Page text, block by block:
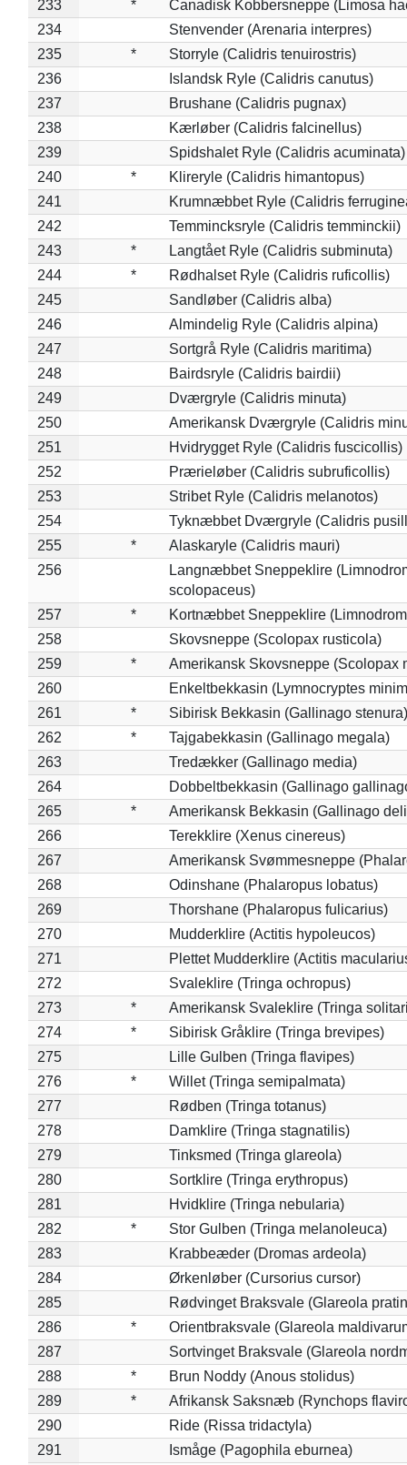
233 *
Canadisk Kobbersneppe (Limosa
234
Stenvender (Arenaria interpres)
235
*
Storryle (Calidris tenuirostris)
236
Islandsk Ryle (Calidris canutus)
237
Brushane (Calidris pugnax)
238
Kærløber (Calidris falcinellus)
239
Spidshalet Ryle (Calidris acuminata)
240
*
Klireryle (Calidris himantopus)
241
Krumnæbbet Ryle (Calidris
242
Temmincksryle (Calidris temminckii)
243
*
Langtået Ryle (Calidris subminuta)
244
*
Rødhalset Ryle (Calidris ruficollis)
245
Sandløber (Calidris alba)
246
Almindelig Ryle (Calidris alpina)
247
Sortgrå Ryle (Calidris maritima)
248
Bairdsryle (Calidris bairdii)
249
Dværgryle (Calidris minuta)
250
Amerikansk Dværgryle (Calidris
251
Hvidrygget Ryle (Calidris fuscicollis)
252
Prærieløber (Calidris subruficollis)
253
Stribet Ryle (Calidris melanotos)
254
Tyknæbbet Dværgryle (Calidris
255
*
Alaskaryle (Calidris mauri)
256
Langnæbbet Sneppeklire
scolopaceus)
257
*
Kortnæbbet Sneppeklire
258
Skovsneppe (Scolopax rusticola)
259
*
Amerikansk Skovsneppe (Scolopax
260
Enkeltbekkasin (Lymnocryptes
261
*
Sibirisk Bekkasin (Gallinago stenura)
262
*
Tajgabekkasin (Gallinago megala)
263
Tredækker (Gallinago media)
264
Dobbeltbekkasin (Gallinago
265
*
Amerikansk Bekkasin (Gallinago
266
Terekklire (Xenus cinereus)
267
Amerikansk Svømmesneppe
268
Odinshane (Phalaropus lobatus)
269
Thorshane (Phalaropus fulicarius)
270
Mudderklire (Actitis hypoleucos)
271
Plettet Mudderklire (Actitis
272
Svaleklire (Tringa ochropus)
273
*
Amerikansk Svaleklire (Tringa
274
*
Sibirisk Gråklire (Tringa brevipes)
275
Lille Gulben (Tringa flavipes)
276
*
Willet (Tringa semipalmata)
277
Rødben (Tringa totanus)
278
Damklire (Tringa stagnatilis)
279
Tinksmed (Tringa glareola)
280
Sortklire (Tringa erythropus)
281
Hvidklire (Tringa nebularia)
282
*
Stor Gulben (Tringa melanoleuca)
283
Krabbeæder (Dromas ardeola)
284
Ørkenløber (Cursorius cursor)
285
Rødvinget Braksvale (Glareola
286
*
Orientbraksvale (Glareola
287
Sortvinget Braksvale (Glareola
288
*
Brun Noddy (Anous stolidus)
289
*
Afrikansk Saksnæb (Rynchops
290
Ride (Rissa tridactyla)
291
Ismåge (Pagophila eburnea)